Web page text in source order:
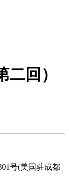
回）
号(美国驻成都